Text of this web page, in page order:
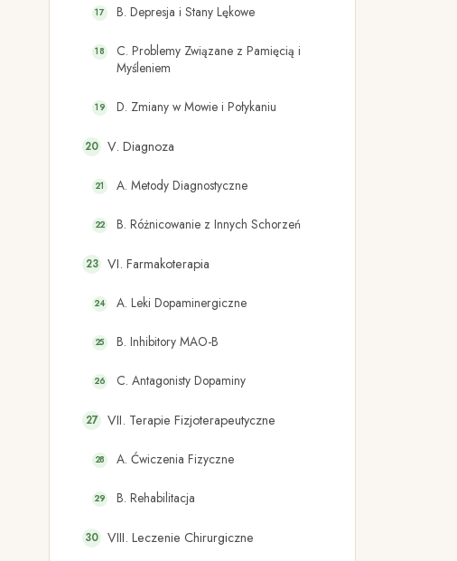
B. Depresja i Stany Lękowe
C. Problemy Związane z Pamięcią i
Myśleniem
D. Zmiany w Mowie i Połykaniu
V. Diagnoza
A. Metody Diagnostyczne
B. Różnicowanie z Innych Schorzeń
VI. Farmakoterapia
A. Leki Dopaminergiczne
B. Inhibitory MAO-B
C. Antagonisty Dopaminy
VII. Terapie Fizjoterapeutyczne
A. Ćwiczenia Fizyczne
B. Rehabilitacja
VIII. Leczenie Chirurgiczne